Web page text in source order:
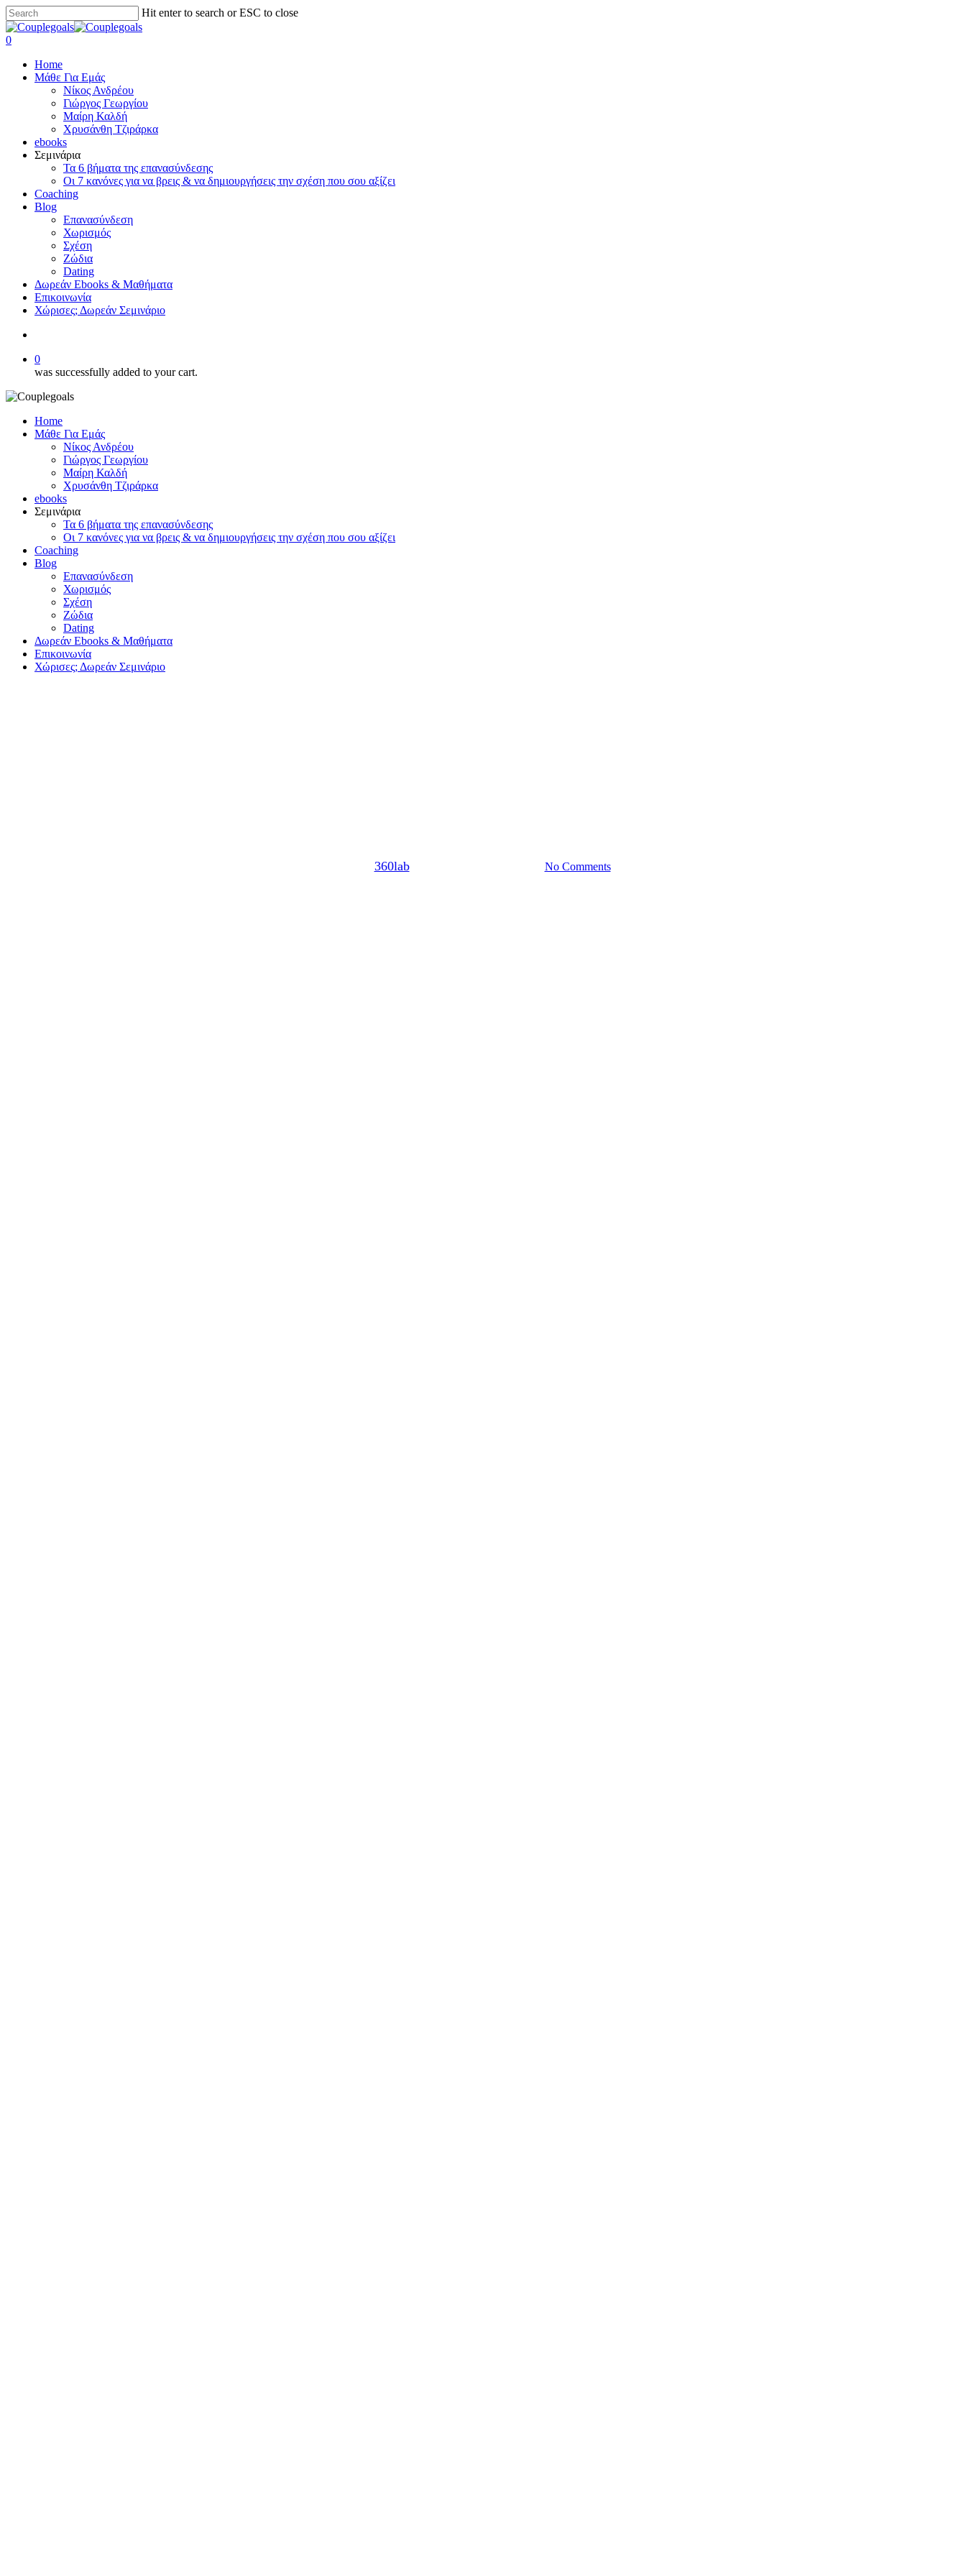
Skip
to
main
Hit enter to search or ESC to close
Close
Search
search
0
Home
Μάθε Για Εμάς
Νίκος Ανδρέου
Γιώργος Γεωργίου
Μαίρη Καλδή
Χρυσάνθη Τζιράρκα
ebooks
Σεμινάρια
Τα 6 βήματα της επανασύνδεσης
Οι 7 κανόνες για να βρεις & να δημιουργήσεις την σχέση που σου αξίζει
Coaching
Blog
Επανασύνδεση
Χωρισμός
Σχέση
Ζώδια
Dating
Δωρεάν Ebooks & Μαθήματα
Επικοινωνία
Χώρισες; Δωρεάν Σεμινάριο
0
was successfully added to your cart.
Home
Μάθε Για Εμάς
Νίκος Ανδρέου
Γιώργος Γεωργίου
Μαίρη Καλδή
Χρυσάνθη Τζιράρκα
ebooks
Σεμινάρια
Τα 6 βήματα της επανασύνδεσης
Οι 7 κανόνες για να βρεις & να δημιουργήσεις την σχέση που σου αξίζει
Coaching
Blog
Επανασύνδεση
Χωρισμός
Σχέση
Ζώδια
Dating
Δωρεάν Ebooks & Μαθήματα
Επικοινωνία
Χώρισες; Δωρεάν Σεμινάριο
360lab23/06/2021 No Comments